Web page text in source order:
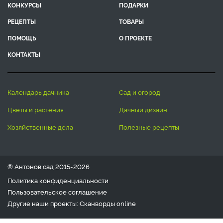
КОНКУРСЫ
ПОДАРКИ
РЕЦЕПТЫ
ТОВАРЫ
ПОМОЩЬ
О ПРОЕКТЕ
КОНТАКТЫ
календарь дачника
сад и огород
цветы и растения
дачный дизайн
хозяйственные дела
полезные рецепты
® Антонов сад 2015-2026
Политика конфиденциальности
Пользовательское соглашение
Другие наши проекты: Сканвордыonline